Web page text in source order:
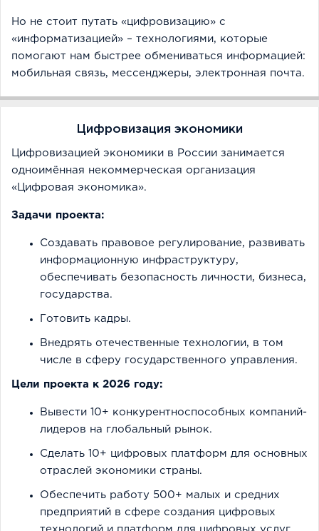
Но не стоит путать «цифровизацию» с
«информатизацией» – технологиями, которые
помогают нам быстрее обмениваться информацией:
мобильная связь, мессенджеры, электронная почта.
Цифровизация экономики
Цифровизацией экономики в России занимается
одноимённая некоммерческая организация
«Цифровая экономика».
Задачи проекта:
Создавать правовое регулирование, развивать
информационную инфраструктуру,
обеспечивать безопасность личности, бизнеса,
государства.
Готовить кадры.
Внедрять отечественные технологии, в том
числе в сферу государственного управления.
Цели проекта к 2026 году:
Вывести 10+ конкурентноспособных компаний-
лидеров на глобальный рынок.
Сделать 10+ цифровых платформ для основных
отраслей экономики страны.
Обеспечить работу 500+ малых и средних
предприятий в сфере создания цифровых